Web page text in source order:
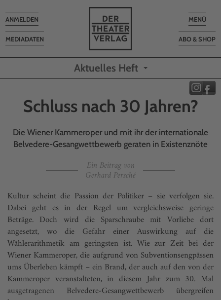
Toggle
MENÜ
ABO & SHOP
MEDIADATEN
Toggle
navigation
ANMELDEN
Aktuelles Heft
Schluss nach 30 Jahren?
Die Wiener Kammeroper und mit ihr der internationale
Belvedere-Gesangwettbewerb geraten in Existenznöte
Ein Beitrag von
Gerhard Persché
Kultur scheint die Passion der Politiker – sie verfolgen sie.
Dabei geht es in der Regel um vergleichsweise geringe
Beträge. Doch wird die Sparschraube mit Vorliebe dort
angesetzt, wo die Gefahr einer Auswirkung auf die
Wählerarithmetik am geringsten ist. Wie zur Zeit bei der
Wiener Kammeroper, die aufgrund von Subventionsengpässen
ums Überleben kämpft – ein Brand, der auch auf den von der
Kammeroper veranstalteten, in diesem Jahr zum 30. Mal
ausgetragenen Belvedere-Gesangwettbewerb übergreifen